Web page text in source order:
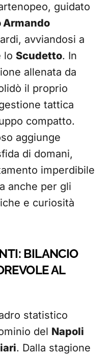
guidato
Armando
avviandosi a
lo Scudetto. In
allenata da
il proprio
tattica
compatto.
aggiunge
di domani,
imperdibile
anche per gli
e curiosità
BILANCIO
AL
statistico
del Napoli
. Dalla stagione